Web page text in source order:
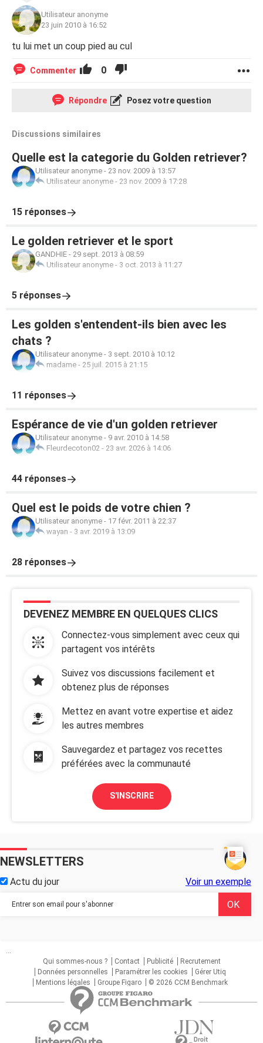
Utilisateur anonyme
23 juin 2010 à 16:52
tu lui met un coup pied au cul
Commenter 0
Répondre Posez votre question
Discussions similaires
Quelle est la categorie du Golden retriever?
Utilisateur anonyme - 23 nov. 2009 à 13:57
Utilisateur anonyme - 23 nov. 2009 à 17:28
15 réponses
Le golden retriever et le sport
GANDHIE - 29 sept. 2013 à 08:59
Utilisateur anonyme - 3 oct. 2013 à 11:27
5 réponses
Les golden s'entendent-ils bien avec les
chats ?
Utilisateur anonyme - 3 sept. 2010 à 10:12
madame - 25 juil. 2015 à 21:15
11 réponses
Espérance de vie d'un golden retriever
Utilisateur anonyme - 9 avr. 2010 à 14:58
Fleurdecoton02 - 23 avr. 2026 à 14:06
44 réponses
Quel est le poids de votre chien ?
Utilisateur anonyme - 17 févr. 2011 à 22:37
wayan - 3 avr. 2019 à 13:09
28 réponses
DEVENEZ MEMBRE EN QUELQUES CLICS
Connectez-vous simplement avec ceux qui
partagent vos intérêts
Suivez vos discussions facilement et
obtenez plus de réponses
Mettez en avant votre expertise et aidez
les autres membres
Sauvegardez et partagez vos recettes
préférées avec la communauté
S'INSCRIRE
NEWSLETTERS
Actu du jour Voir un exemple
...
Qui sommes-nous ?
Contact Publicité
Recrutement
Données personnelles
Paramétrer les cookies
Gérer Utiq
Mentions légales
Groupe Figaro © 2026 CCM Benchmark